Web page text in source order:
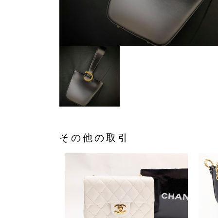
その他の取引